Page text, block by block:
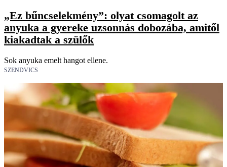
„Ez bűncselekmény”: olyat csomagolt az
anyuka a gyereke uzsonnás dobozába, amitől
kiakadtak a szülők
Sok anyuka emelt hangot ellene.
SZENDVICS